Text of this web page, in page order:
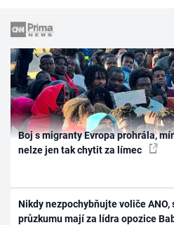
Boj s migranty Evropa prohrála,
nelze jen tak chytit za límec
Nikdy nezpochybňujte voliče ANO,
průzkumu mají za lídra opozice